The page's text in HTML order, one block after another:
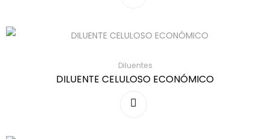
Diluentes
DILUENTE CELULOSO ECONÓMICO